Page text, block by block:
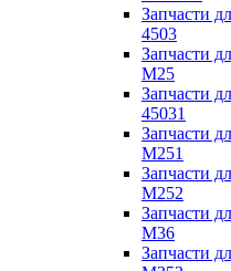
Запчасти
4503
Запчасти
M25
Запчасти
45031
Запчасти
M251
Запчасти
M252
Запчасти
M36
Запчасти